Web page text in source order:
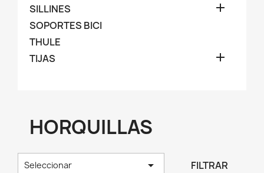
SILLINES 
SOPORTES BICI
THULE
TIJAS

HORQUILLAS
Seleccionar  FILTRAR